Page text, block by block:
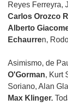
Reyes Ferreyra,
Carlos Orozco
Alberto
Echaurren,
Asimismo, de
O'Gorman, Kurt
Soriano, Alan
Max Klinger.